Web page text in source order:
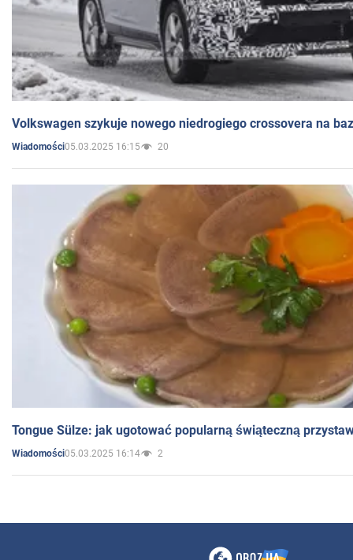
Volkswagen szykuje nowego niedrogiego crossovera na
Wiadomości05.03.2025 16:15 20
Tongue Sülze: jak ugotować popularną świąteczną
Wiadomości05.03.2025 16:14 2